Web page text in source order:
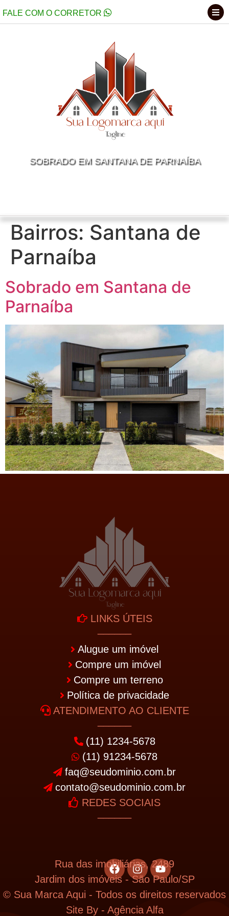
FALE COM O CORRETOR MENU DE NAVEGAÇÃO
SOBRADO EM SANTANA DE PARNAÍBA
Bairros: Santana de
Parnaíba
Sobrado em Santana de
Parnaíba
LINKS ÚTEIS
Alugue um imóvel
Compre um imóvel
Compre um terreno
Política de privacidade
ATENDIMENTO AO CLIENTE
(11) 1234-5678
(11) 91234-5678
faq@seudominio.com.br
contato@seudominio.com.br
REDES SOCIAIS
Rua das imobiliárias, 2489
Jardim dos imóveis - São Paulo/SP
© Sua Marca Aqui - Todos os direitos reservados
Site By - Agência Alfa